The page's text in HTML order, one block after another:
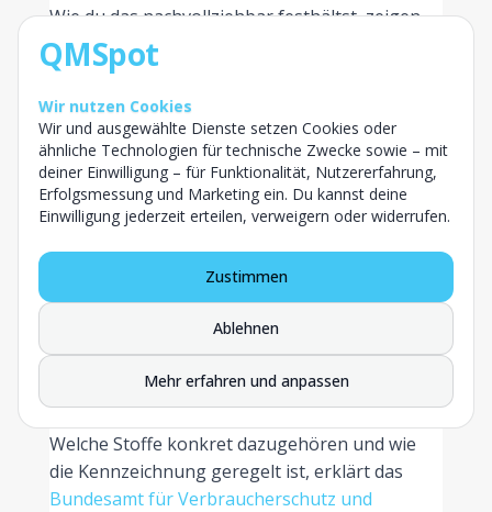
Wie du das nachvollziehbar festhältst, zeigen
wir dir im Beitrag, wie du deinen
Reinigungsplan in der Gastronomie sauber
aufsetzt.
Dokumentation und Kennzeichnung
Die EU-Lebensmittelinformationsverordnung
verlangt, dass die 14 Hauptallergene
gekennzeichnet werden. Was viele
etwa über Staub, gehören in deine interne
Risikobetrachtung. Ein freiwilliger
aber kein sauberes Allergenmanagement im
Welche Stoffe konkret dazugehören und wie
die Kennzeichnung geregelt ist, erklärt das
Bundesamt für Verbraucherschutz und
QMSpot
Wir nutzen Cookies
Wir und ausgewählte Dienste setzen Cookies oder
ähnliche Technologien für technische Zwecke sowie – mit
deiner Einwilligung – für Funktionalität, Nutzererfahrung,
Erfolgsmessung und Marketing ein. Du kannst deine
Einwilligung jederzeit erteilen, verweigern oder widerrufen.
Mehr erfahren und anpassen
Ablehnen
Zustimmen